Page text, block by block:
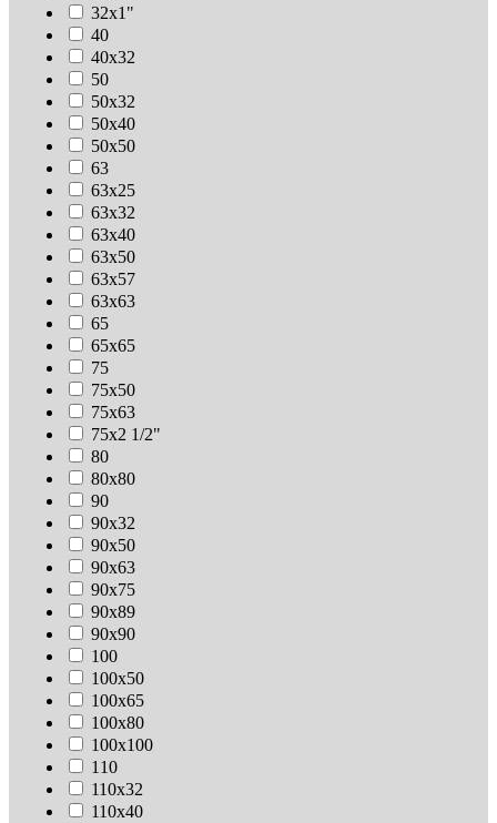
32х1"
40
40х32
50
50х32
50х40
50х50
63
63х25
63х32
63х40
63х50
63х57
63х63
65
65х65
75
75х50
75х63
75х2 1/2"
80
80х80
90
90х32
90х50
90х63
90х75
90х89
90х90
100
100х50
100х65
100х80
100х100
110
110х32
110х40